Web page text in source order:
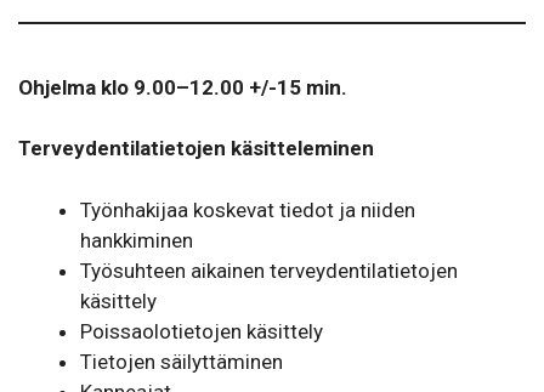
Ohjelma klo 9.00–12.00 +/-15 min.
Terveydentilatietojen käsitteleminen
Työnhakijaa koskevat tiedot ja niiden
hankkiminen
Työsuhteen aikainen terveydentilatietojen
käsittely
Poissaolotietojen käsittely
Tietojen säilyttäminen